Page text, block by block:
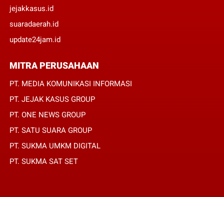
jejakkasus.id
suaradaerah.id
update24jam.id
MITRA PERUSAHAAN
PT. MEDIA KOMUNIKASI INFORMASI
PT. JEJAK KASUS GROUP
PT. ONE NEWS GROUP
PT. SATU SUARA GROUP
PT. SUKMA UMKM DIGITAL
PT. SUKMA SAT SET